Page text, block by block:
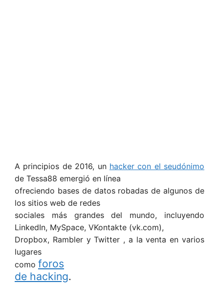
A principios de 2016, un hacker con el seudónimo
de Tessa88 emergió en línea
ofreciendo bases de datos robadas de algunos de
los sitios web de redes
sociales más grandes del mundo, incluyendo
LinkedIn, MySpace, VKontakte (vk.com),
Dropbox, Rambler y Twitter , a la venta en varios
lugares
como foros
de hacking.